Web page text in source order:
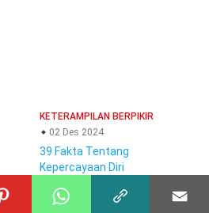
KETERAMPILAN BERPIKIR
02 Des 2024
39 Fakta Tentang
Kepercayaan Diri